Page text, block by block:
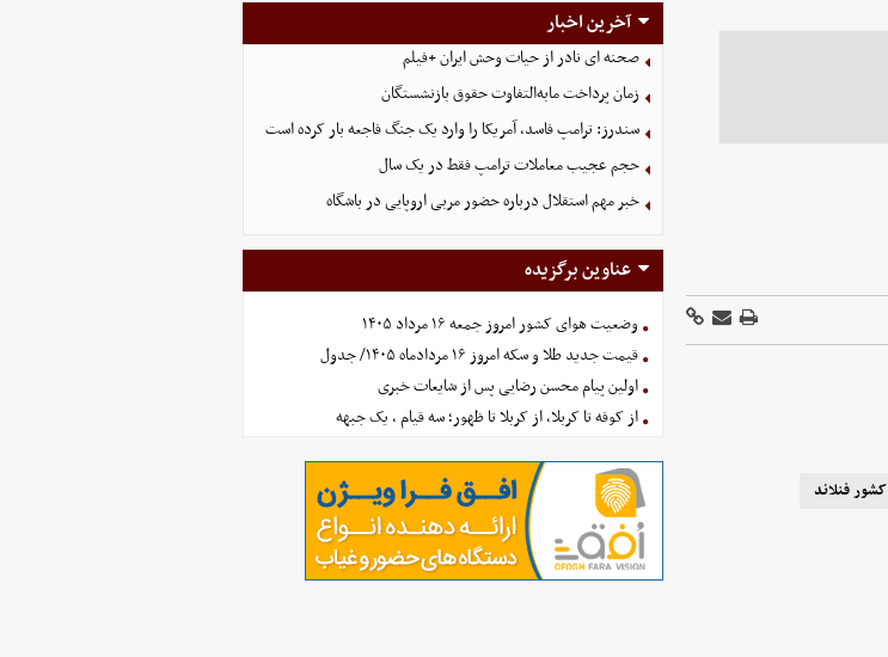
کشور فنلاند
آخرین اخبار
صحنه ای نادر از حیات وحش ایران +فیلم
زمان پرداخت مابه‌التفاوت حقوق بازنشستگان
سندرز: ترامپ فاسد، آمریکا را وارد یک جنگ فاجعه بار کرده است
حجم عجیب معاملات ترامپ فقط در یک سال
خبر مهم استقلال درباره حضور مربی اروپایی در باشگاه
عناوین برگزیده
وضعیت هوای کشور امروز جمعه ۱۶ مرداد ۱۴۰۵
قیمت جدید طلا و سکه امروز ۱۶ مردادماه ۱۴۰۵/ جدول
اولین پیام محسن رضایی پس از شایعات خبری
از کوفه تا کربلا، از کربلا تا ظهور؛ سه قیام ، یک جبهه